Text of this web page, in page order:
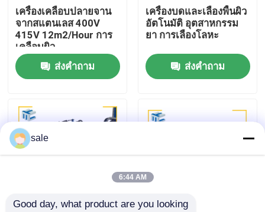
การควบคุมคุณภาพ
ติดต่อเรา
กรณี
เครื่องเคลือบถัง
เครื่องเคลือบปลายจาน
จากสแตนเลส 400V
415V 12m2/Hour การ
เคลือบผิว
ส่งคำถาม
เครื่องบดและเลืองพื้นผิว
อัตโนมัติ อุตสาหกรรม
ยา การเลืองโลหะ
ส่งคำถาม
sale
6:44 AM
Good day, what product are you looking